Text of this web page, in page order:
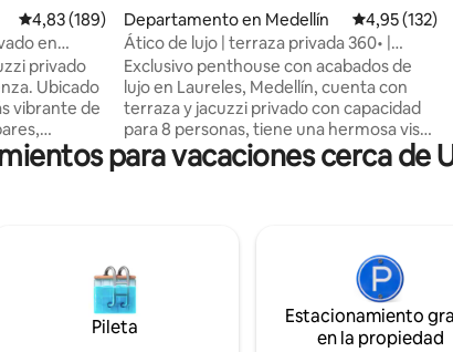
Calificación promedio: 4,83 de 5. 189 evaluaciones
4,83 (189)
en
privado
Ubicado
vibrante de
privado,
jacuzzi
perfecto
seguridad
Departamento en Medellín Calificación
4,95 (132)
Ático de lujo | terraza privada 360• |
Jacuzzi
Exclusivo penthouse con acabados de
lujo en Laureles, Medellín, cuenta con
terraza y jacuzzi privado con capacidad
para 8 personas, tiene una hermosa vista
a toda la ciudad de Medellín, cuenta con 3
habitaciones, cada una con aire
grupos de amigos y familias, tiene una
capacidad para 10 personas, ubicado en
uno de los mejores barrios de Medellín, a
10 minutos del barrio poblado y
Provenza.
para vacaciones cerca de
Pileta
Estacionamiento
en la propiedad